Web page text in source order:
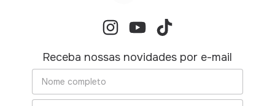
Receba nossas novidades por e-mail